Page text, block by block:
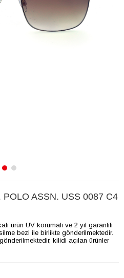
ASSN. USS 0087 C4
ürün UV korumalı ve 2 yıl garantili
bezi ile birlikte gönderilmektedir.
kilidi açılan ürünler